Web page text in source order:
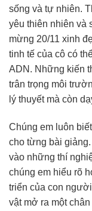
sống và tự nhiên.
yêu thiên nhiên và
mừng 20/11 xinh
tinh tế của cô có
ADN. Những kiến
trân trọng môi
lý thuyết mà còn
Chúng em luôn
cho từng bài
vào những thí
chúng em hiểu rõ
triển của con
vật mở ra một